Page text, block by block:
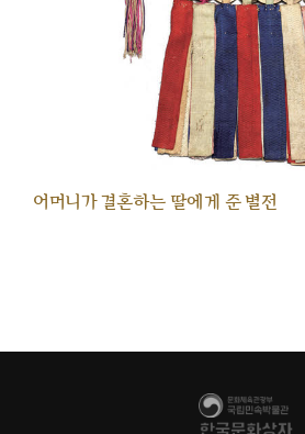
어머니가 결혼하는 딸에게 준 별전